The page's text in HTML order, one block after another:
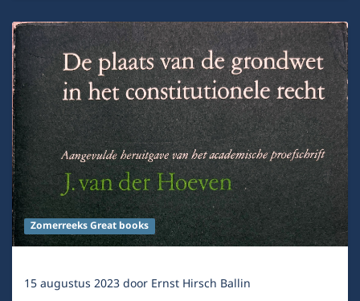
Zomerreeks Great books
15 augustus 2023door Ernst Hirsch Ballin